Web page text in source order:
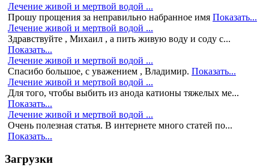
Лечение живой и мертвой водой ...
Прошу прощения за неправильно набранное имя Показать...
Лечение живой и мертвой водой ...
Здравствуйте , Михаил , а пить живую воду и соду с...
Показать...
Лечение живой и мертвой водой ...
Спасибо большое, с уважением , Владимир. Показать...
Лечение живой и мертвой водой ...
Для того, чтобы выбить из анода катионы тяжелых ме...
Показать...
Лечение живой и мертвой водой ...
Очень полезная статья. В интернете много статей по...
Показать...
Загрузки